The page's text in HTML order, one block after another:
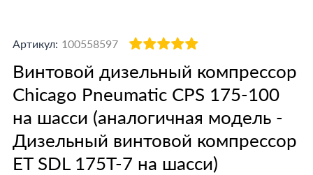
Артикул: 100558597
Винтовой дизельный компрессор
Chicago Pneumatic CPS 175-100
на шасси (аналогичная модель -
Дизельный винтовой компрессор
ET SDL 175T-7 на шасси)